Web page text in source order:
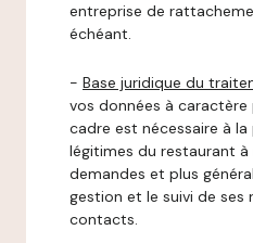
entreprise de
échéant.
- Base juridique du
vos données à caractère
cadre est nécessaire à
légitimes du restaurant
demandes et plus
gestion et le suivi de ses
contacts.